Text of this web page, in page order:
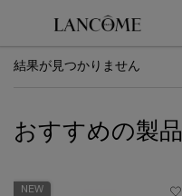
結果が見つかりません
おすすめの製品
NEW